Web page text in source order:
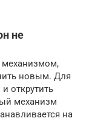
не
механизмом,
новым. Для
открутить
механизм
на